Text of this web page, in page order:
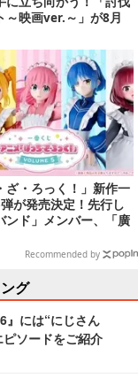
～映画ver.～」が8月
展開
ざ・ろっく！」新作一
が発売決定！先行し
ンド」メンバー、「廣
メイド衣装フィギュ
Recommended by
グ
』には“にじさん
ソードをご紹介